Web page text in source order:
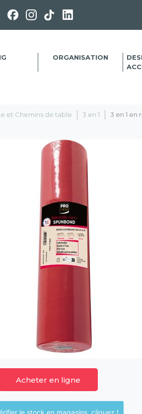
ORGANISATION
et Chemins de table 3 en 1 3 en 1
Acheter en ligne
Pour vérifier le stock en magasins, cliquez !